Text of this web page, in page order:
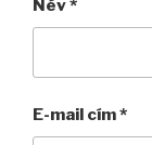
Név*
E-mail cím*